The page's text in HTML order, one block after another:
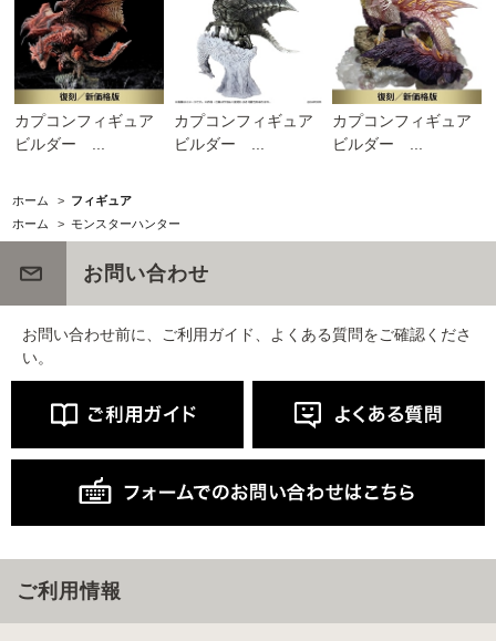
カプコンフィギュア
ビルダー ...
カプコンフィギュア
ビルダー ...
カプコンフィギュア
ビルダー ...
ホーム > フィギュア
ホーム
> モンスターハンター
お問い合わせ
お問い合わせ前に、ご利用ガイド、よくある質問をご確認くださ
い。
ご利用情報